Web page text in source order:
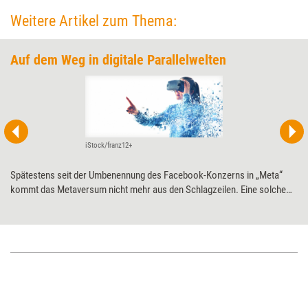
Weitere Artikel zum Thema:
Auf dem Weg in digitale Parallelwelten
iStock/franz12+
Spätestens seit der Umbenennung des Facebook-Konzerns in „Meta“
kommt das Metaversum nicht mehr aus den Schlagzeilen. Eine solche